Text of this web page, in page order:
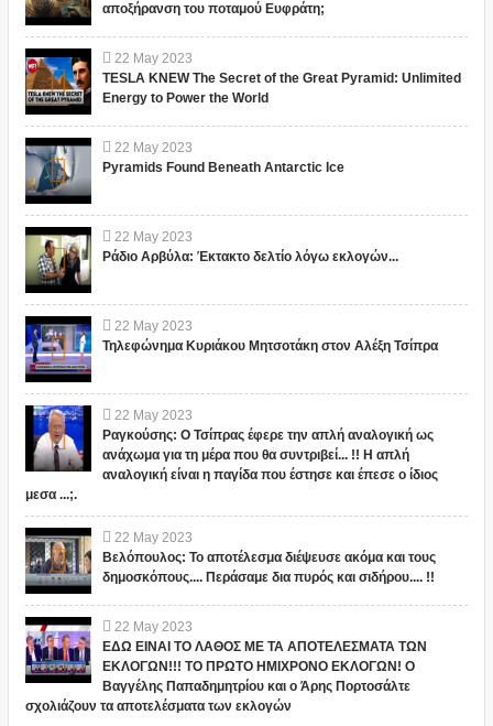
αποξήρανση του ποταμού Ευφράτη;
22 May 2023
TESLA KNEW The Secret of the Great Pyramid: Unlimited
Energy to Power the World
22 May 2023
Pyramids Found Beneath Antarctic Ice
22 May 2023
Ράδιο Αρβύλα: Έκτακτο δελτίο λόγω εκλογών...
22 May 2023
Τηλεφώνημα Κυριάκου Μητσοτάκη στον Αλέξη Τσίπρα
22 May 2023
Ραγκούσης: Ο Τσίπρας έφερε την απλή αναλογική ως
ανάχωμα για τη μέρα που θα συντριβεί... !! Η απλή
αναλογική είναι η παγίδα που έστησε και έπεσε ο ίδιος
μεσα ...;.
22 May 2023
Βελόπουλος: Το αποτέλεσμα διέψευσε ακόμα και τους
δημοσκόπους.... Περάσαμε δια πυρός και σιδήρου.... !!
22 May 2023
ΕΔΩ ΕΙΝΑΙ ΤΟ ΛΑΘΟΣ ΜΕ ΤΑ ΑΠΟΤΕΛΕΣΜΑΤΑ ΤΩΝ
ΕΚΛΟΓΩΝ!!! ΤΟ ΠΡΩΤΟ ΗΜΙΧΡΟΝΟ ΕΚΛΟΓΩΝ! Ο
Βαγγέλης Παπαδημητρίου και ο Άρης Πορτοσάλτε
σχολιάζουν τα αποτελέσματα των εκλογών